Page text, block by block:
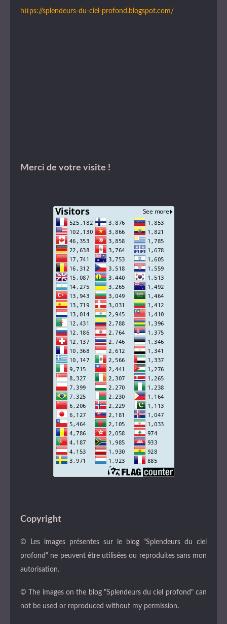
https://splendeurs-du-ciel-profond.blogspot.com/
Merci de votre visite !
Copyright
© Les images présentes sur le blog "Splendeurs du ciel
profond" ne peuvent être utilisées ou reproduites sans mon
autorisation.
© The images on the blog "Splendeurs du ciel profond" can
not be used or reproduced without my permission.